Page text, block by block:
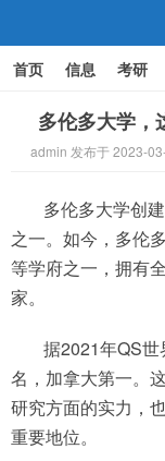
首页 信息 考研
文化 家庭教育
多伦多大学，
admin 发布于 2023-
多伦多大学创
之一。如今，多伦
等学府之一，拥有
家。
据2021年QS
名，加拿大第一。
研究方面的实力，
重要地位。